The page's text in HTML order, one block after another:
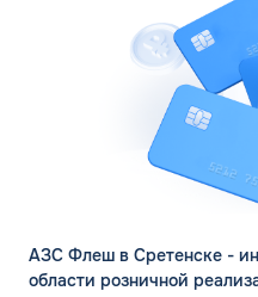
АЗС Флеш в Сретенске -
области розничной